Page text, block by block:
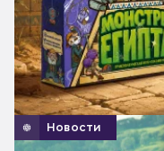
Новости